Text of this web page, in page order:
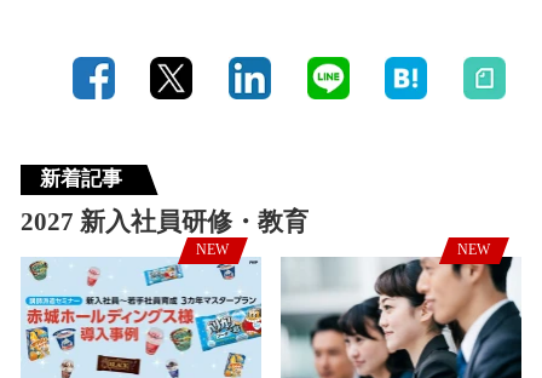
新着記事
2027 新入社員研修・教育
NEW NEW